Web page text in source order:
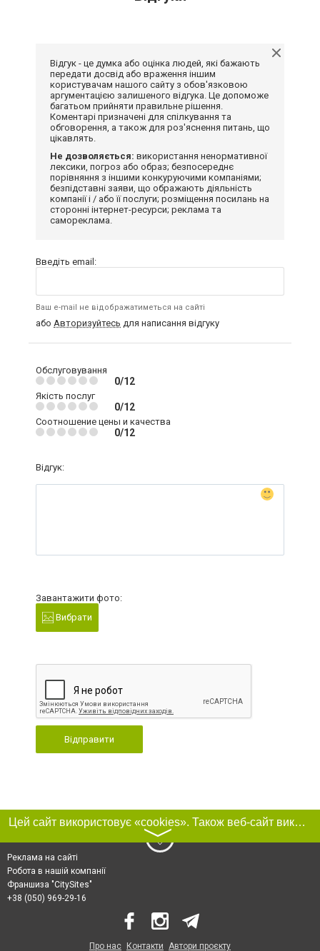
Відгук - це думка або оцінка людей, які бажають
передати досвід або враження іншим
користувачам нашого сайту з обов'язковою
аргументацією залишеного відгука. Це допоможе
багатьом прийняти правильне рішення.
Коментарі призначені для спілкування та
обговорення, а також для роз'яснення питань, що
цікавлять.
Не дозволяється: використання ненормативної
лексики, погроз або образ; безпосереднє
порівняння з іншими конкуруючими компаніями;
безпідставні заяви, що ображають діяльність
компанії і / або її послуги; розміщення посилань на
сторонні інтернет-ресурси; реклама та
самореклама.
Введіть email:
Ваш e-mail не відображатиметься на сайті
або Авторизуйтесь для написання відгуку
Обслуговування
0/12
Якість послуг
0/12
Соотношение цены и качества
0/12
Відгук:
Завантажити фото:
Вибрати
Відправити
Цей сайт використовує «cookies». Також веб-сайт використовує інтернет-сервіс для збору технічних даних стосовно відвідувачів з метою отримання маркетингової та статистичної інформації. Умови обробки даних відвідувачів сайту див.
〉
Реклама на сайті
Робота в нашій компанії
Франшиза "CitySites"
+38 (050) 969-29-16
Про нас Контакти Автори проєкту